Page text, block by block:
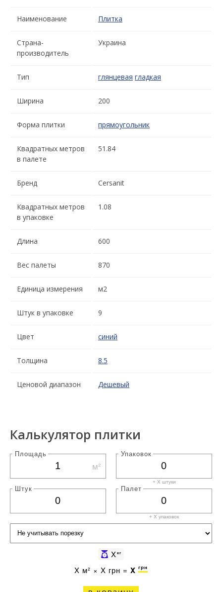
Наименование Плитка
Страна-
производитель
Украина
Тип глянцевая гладкая
Ширина 200
Форма плитки прямоугольник
Квадратных метров
в палете
51.84
Бренд Cersanit
Квадратных метров
в упаковке
1.08
Длина 600
Вес палеты 870
Единица измерения м2
Штук в упаковке 9
Цвет синий
Толщина 8.5
Ценовой диапазон Дешевый
Калькулятор плитки
Площадь
м²
Упаковок
+ X штуки
Штук Палет
+ X упаковок
Xкг
X м² × X грн = X грн